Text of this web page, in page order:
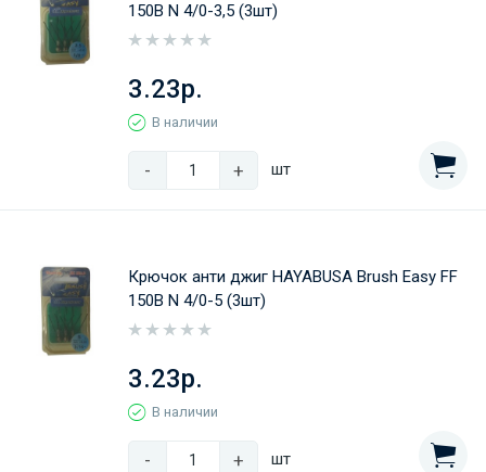
150B N 4/0-3,5 (3шт)
3.23р.
В наличии
- + шт
Крючок анти джиг HAYABUSA Brush Easy FF
150B N 4/0-5 (3шт)
3.23р.
В наличии
- + шт